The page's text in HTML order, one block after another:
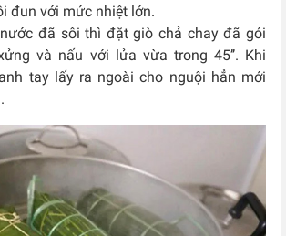
đun với mức nhiệt lớn.
đã sôi thì đặt giò chả chay đã gói
và nấu với lửa vừa trong 45’’. Khi
tay lấy ra ngoài cho nguội hẳn mới